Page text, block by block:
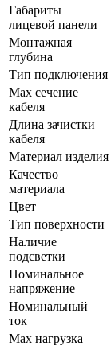
Габариты
лицевой панели
Монтажная
глубина
Тип подключения
Max сечение
кабеля
Длина зачистки
кабеля
Материал изделия
Качество
материала
Цвет
Тип поверхности
Наличие
подсветки
Номинальное
напряжение
Номинальный
ток
Max нагрузка